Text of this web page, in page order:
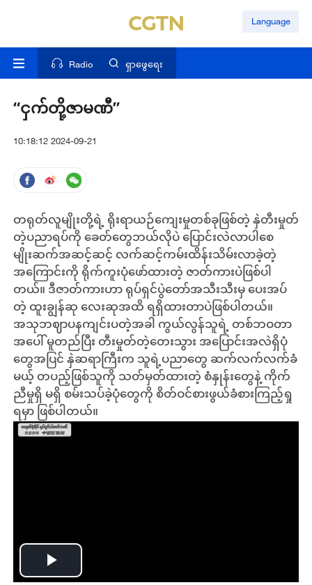
Language
Radio ရှာဖွေရေး
“ငှက်တို့ဇာမဏီ”
10:18:12 2024-09-21
တရုတ်လူမျိုးတို့ရဲ့ ရိုးရာယဉ်ကျေးမှုတစ်ခုဖြစ်တဲ့နှဲတီးမှုတ်
တဲ့ပညာရပ်ကို ခေတ်တွေဘယ်လိုပဲ ပြောင်းလဲလာပါစေ
မျိုးဆက်အဆင့်ဆင့် လက်ဆင့်ကမ်းထိန်းသိမ်းလာခဲ့တဲ့
အကြောင်းကို ရိုက်ကူးပုံဖော်ထားတဲ့ ဇာတ်ကားပဲဖြစ်ပါ
တယ်။ဒီဇာတ်ကားဟာ ရုပ်ရှင်ပွဲတော်အသီးသီးမှ ပေးအပ်
တဲ့ ထူးချွန်ဆု လေးဆုအထိ ရရှိထားတာပဲဖြစ်ပါတယ်။
အသုဘဈာပနကျင်းပတဲ့အခါ ကွယ်လွန်သူရဲ့ တစ်ဘဝတာ
အပေါ်မူတည်ပြီး တီးမှုတ်တဲ့တေးသွား အပြောင်းအလဲရှိပုံ
တွေအပြင် နှဲဆရာကြီးက သူရဲ့ပညာတွေ ဆက်လက်လက်ခံ
မယ့် တပည့်ဖြစ်သူကို သတ်မှတ်ထားတဲ့ စံနှုန်းတွေနဲ့ ကိုက်
ညီမှုရှိ မရှိ စမ်းသပ်ခဲ့ပုံတွေကို စိတ်ဝင်စားဖွယ်ခံစားကြည့်ရှု
ရမှာ ဖြစ်ပါတယ်။
Play